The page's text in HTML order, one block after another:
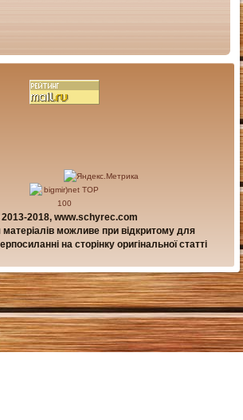
2018, www.schyrec.com
можливе при відкритому для
на сторінку оригінальної статті